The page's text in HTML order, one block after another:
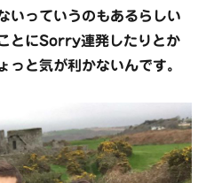
いっていうのもあるらしい
とにSorry連発したりとか
っと気が利かないんです。